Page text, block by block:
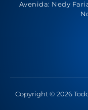
Avenida: Nedy
Copyright © 2026